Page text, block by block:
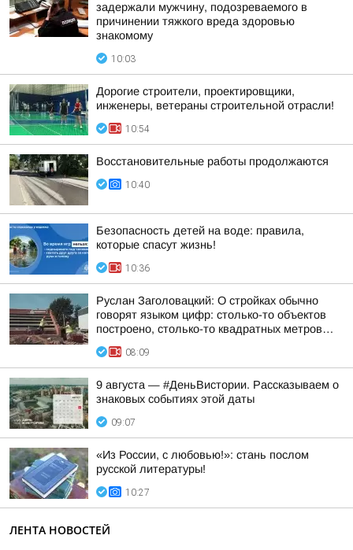
задержали мужчину, подозреваемого в
причинении тяжкого вреда здоровью
знакомому
10:03
Дорогие строители, проектировщики,
инженеры, ветераны строительной отрасли!
10:54
Восстановительные работы продолжаются
10:40
Безопасность детей на воде: правила,
которые спасут жизнь!
10:36
Руслан Заголовацкий: О стройках обычно
говорят языком цифр: столько-то объектов
построено, столько-то квадратных метров…
08:09
9 августа — #ДеньВистории. Рассказываем о
знаковых событиях этой даты
09:07
«Из России, с любовью!»: стань послом
русской литературы!
10:27
ЛЕНТА НОВОСТЕЙ